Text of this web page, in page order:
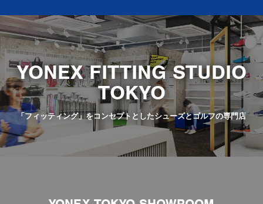
YONEX FITTING STUDIO
TOKYO
「フィッティング」をコンセプトとしたシューズとゴルフの専門店